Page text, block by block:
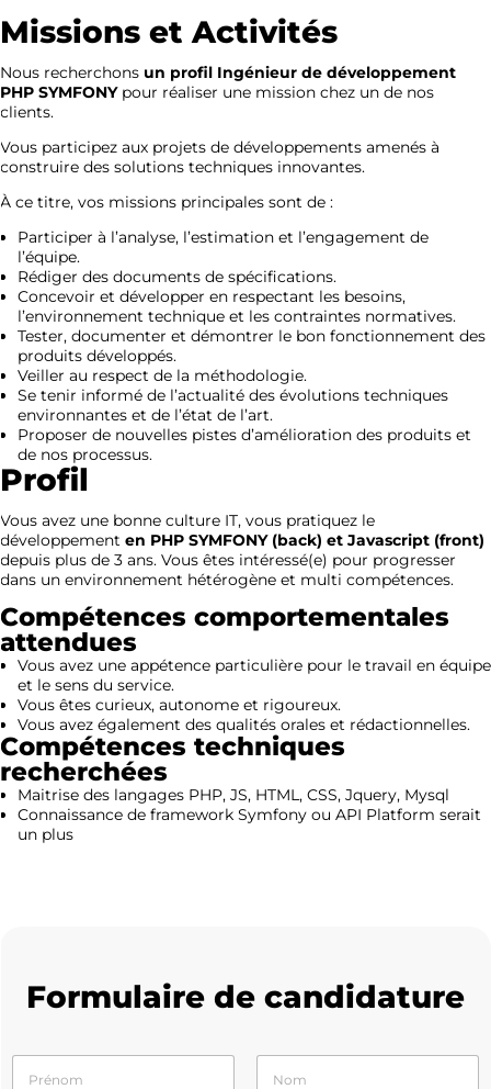
Missions et Activités
Nous recherchons un profil Ingénieur de développement
PHP SYMFONY pour réaliser une mission chez un de nos
clients.
Vous participez aux projets de développements amenés à
construire des solutions techniques innovantes.
À ce titre, vos missions principales sont de :
Participer à l’analyse, l’estimation et l’engagement de
l’équipe.
Rédiger des documents de spécifications.
Concevoir et développer en respectant les besoins,
l’environnement technique et les contraintes normatives.
Tester, documenter et démontrer le bon fonctionnement des
produits développés.
Veiller au respect de la méthodologie.
Se tenir informé de l’actualité des évolutions techniques
environnantes et de l’état de l’art.
Proposer de nouvelles pistes d’amélioration des produits et
de nos processus.
Profil
Vous avez une bonne culture IT, vous pratiquez le
développement en PHP SYMFONY (back) et Javascript (front)
depuis plus de 3 ans. Vous êtes intéressé(e) pour progresser
dans un environnement hétérogène et multi compétences.
Compétences comportementales
attendues
Vous avez une appétence particulière pour le travail en équipe
et le sens du service.
Vous êtes curieux, autonome et rigoureux.
Vous avez également des qualités orales et rédactionnelles.
Compétences techniques
recherchées
Maitrise des langages PHP, JS, HTML, CSS, Jquery, Mysql
Connaissance de framework Symfony ou API Platform serait
un plus
Formulaire de candidature
N